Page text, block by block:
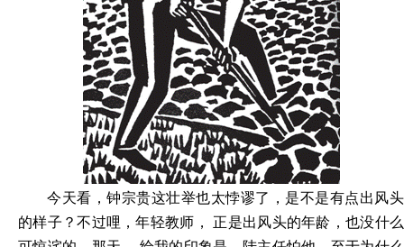
今天看，钟宗贵这壮举也太悖谬了，是不是有点出风头
的样子？不过哩，年轻教师， 正是出风头的年龄，也没什么